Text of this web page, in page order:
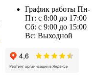
График работы Пн-
Пт: с 8:00 до 17:00
Сб: с 9:00 до 15:00
Вс: Выходной